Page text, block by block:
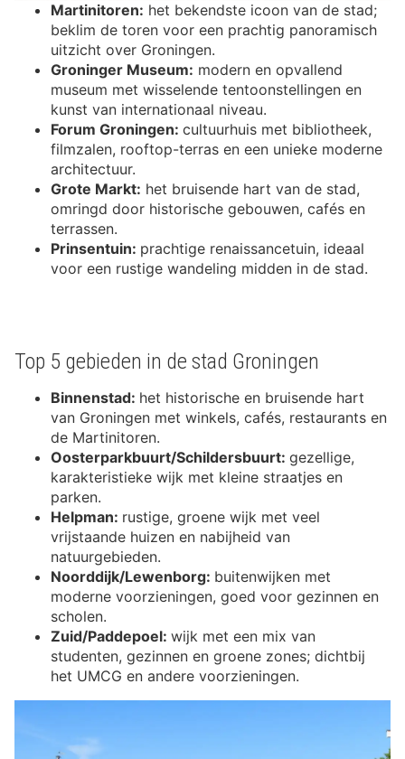
Martinitoren: het bekendste icoon van de stad;
beklim de toren voor een prachtig panoramisch
uitzicht over Groningen.
Groninger Museum: modern en opvallend
museum met wisselende tentoonstellingen en
kunst van internationaal niveau.
Forum Groningen: cultuurhuis met bibliotheek,
filmzalen, rooftop-terras en een unieke moderne
architectuur.
Grote Markt: het bruisende hart van de stad,
omringd door historische gebouwen, cafés en
terrassen.
Prinsentuin: prachtige renaissancetuin, ideaal
voor een rustige wandeling midden in de stad.
Top 5 gebieden in de stad Groningen
Binnenstad: het historische en bruisende hart
van Groningen met winkels, cafés, restaurants en
de Martinitoren.
Oosterparkbuurt/Schildersbuurt: gezellige,
karakteristieke wijk met kleine straatjes en
parken.
Helpman: rustige, groene wijk met veel
vrijstaande huizen en nabijheid van
natuurgebieden.
Noorddijk/Lewenborg: buitenwijken met
moderne voorzieningen, goed voor gezinnen en
scholen.
Zuid/Paddepoel: wijk met een mix van
studenten, gezinnen en groene zones; dichtbij
het UMCG en andere voorzieningen.